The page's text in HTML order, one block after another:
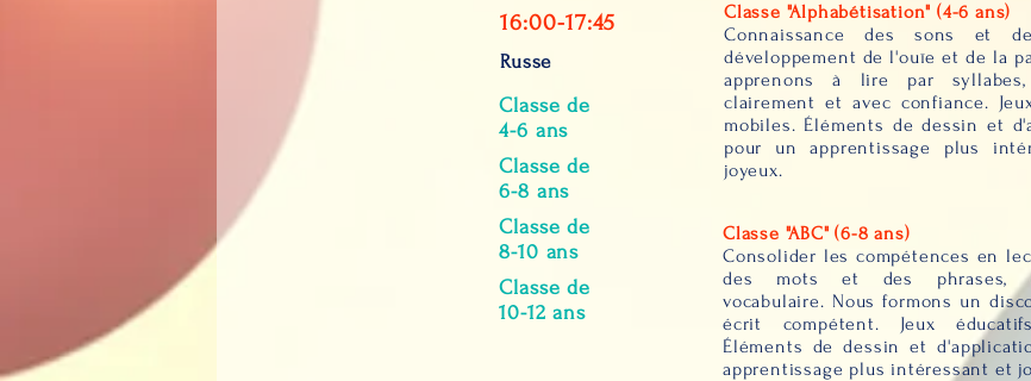
16:00-17:45
Russe
Classe de
4-6 ans
Classe de
6-8 ans
Classe de
8-10 ans
Classe de
10-12 ans
Classe "Alphabétisation" (4-6 ans)
Connaissance des sons et
développement de l'ouïe et de la
apprenons à lire par
clairement et avec confiance.
mobiles. Éléments de dessin et
pour un apprentissage plus
joyeux.
Classe "ABC" (6-8 ans)
Consolider les compétences en
des mots et des phrases,
vocabulaire. Nous formons un
écrit compétent. Jeux
Éléments de dessin et
apprentissage plus intéressant et